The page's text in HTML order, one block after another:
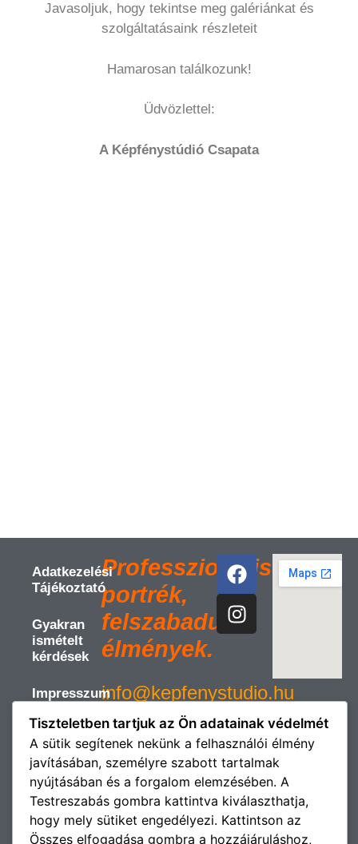
Javasoljuk, hogy tekintse meg galériánkat és
szolgáltatásaink részleteit
Hamarosan találkozunk!
Üdvözlettel:
A Képfénystúdió Csapata
Adatkezelési
Tájékoztató
Gyakran
ismételt
kérdések
Impresszum
Süti (
Cookie )
Szabályzat
ÁSZF
Professzionális
portrék,
felszabadult
élmények.
info@kepfenystudio.hu
©
Copyright
2026
https://kepfenystudio.hu
All
Rights
Reserved.
Tiszteletben tartjuk az Ön adatainak védelmét
A sütik segítenek nekünk a felhasználói élmény
javításában, személyre szabott tartalmak
nyújtásában és a forgalom elemzésében. A
Testreszabás gombra kattintva kiválaszthatja,
hogy mely sütiket engedélyezi. Kattintson az
Összes elfogadása gombra a hozzájáruláshoz,